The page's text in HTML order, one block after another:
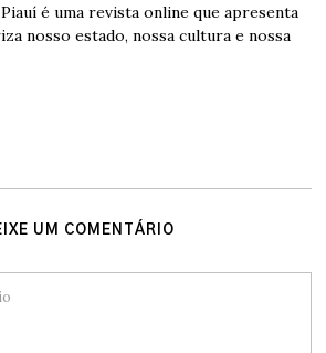
é uma revista online que apresenta
nosso estado, nossa cultura e nossa
UM COMENTÁRIO